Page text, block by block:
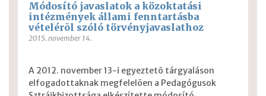
Módosító javaslatok a közoktatási
intézmények állami fenntartásba
vételérõl szóló törvényjavaslathoz
2015. november 14.
A 2012. november 13-i egyeztetõ tárgyaláson
elfogadottaknak megfelelõen a Pedagógusok